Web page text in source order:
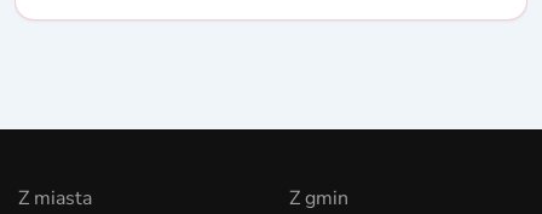
Z miasta
Z gmin